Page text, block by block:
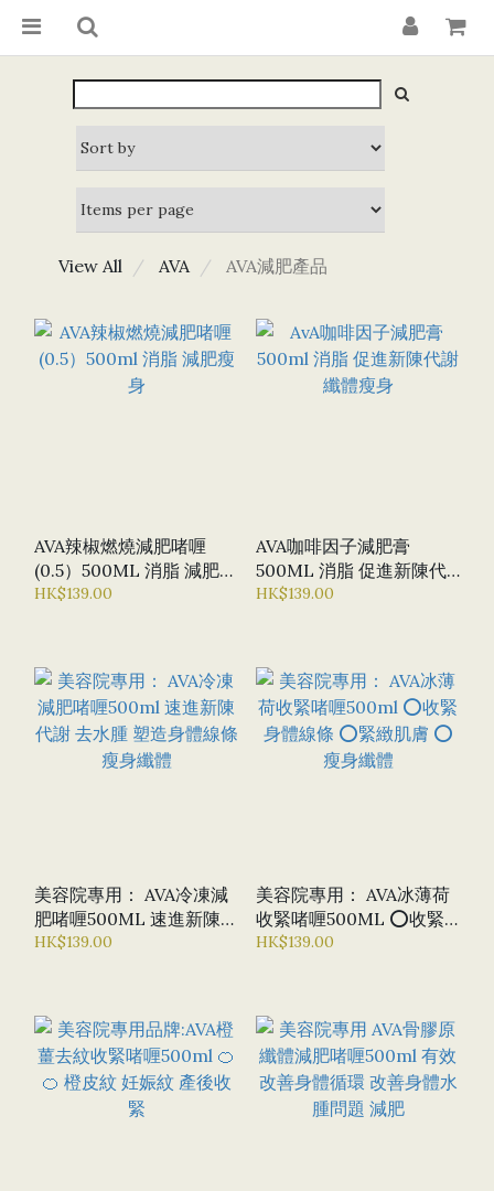
View All AVA AVA減肥產品
AVA辣椒燃燒減肥啫喱
(0.5）500ML 消脂 減肥瘦
身
HK$139.00
AVA咖啡因子減肥膏
500ML 消脂 促進新陳代
謝 纖體瘦身
HK$139.00
美容院專用： AVA冷凍減
肥啫喱500ML 速進新陳代
謝 去水腫 塑造身體線條
HK$139.00
美容院專用： AVA冰薄荷
收緊啫喱500ML ⭕收緊
身體線條 ⭕緊緻肌膚 ⭕
HK$139.00